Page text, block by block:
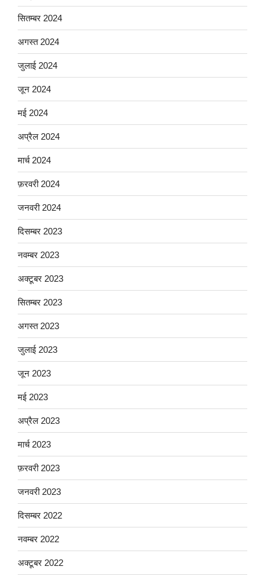
सितम्बर 2024
अगस्त 2024
जुलाई 2024
जून 2024
मई 2024
अप्रैल 2024
मार्च 2024
फ़रवरी 2024
जनवरी 2024
दिसम्बर 2023
नवम्बर 2023
अक्टूबर 2023
सितम्बर 2023
अगस्त 2023
जुलाई 2023
जून 2023
मई 2023
अप्रैल 2023
मार्च 2023
फ़रवरी 2023
जनवरी 2023
दिसम्बर 2022
नवम्बर 2022
अक्टूबर 2022